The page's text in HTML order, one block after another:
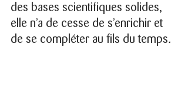
des bases scientifiques solides,
elle n’a de cesse de s’enrichir et
de se compléter au fils du temps.